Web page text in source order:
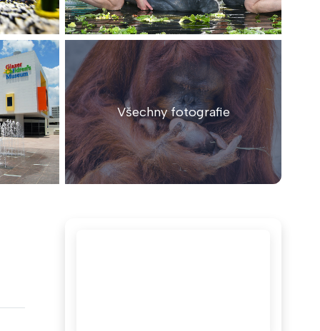
Všechny fotografie